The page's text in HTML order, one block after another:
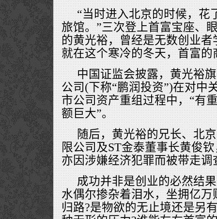
“当时进入北京的时候，花
旅馆。”三次登上首富宝座、
的黄光裕，曾经是无数创业
就在这个寒冷的冬天，首富
中国证监会披露，黄光裕
公司(下称“鹏润投资”)在对中
市公司资产重组过程中，“有
额巨大”。
随后，黄光裕的兄长、北
限公司及ST金泰董事长黄俊
亦因涉嫌经济犯罪而被带走调
成功并非是创业的必然结
水偶尔掺杂着泪水，坐拥亿
归路?是物欲的无止境还是另